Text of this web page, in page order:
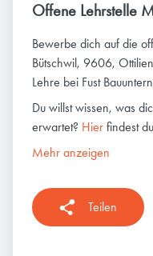
Offene Lehrstelle
Bewerbe dich auf die
Bütschwil, 9606,
Lehre bei Fust
Du willst wissen, was
erwartet? Hier findest
Mehr anzeigen
Teilen